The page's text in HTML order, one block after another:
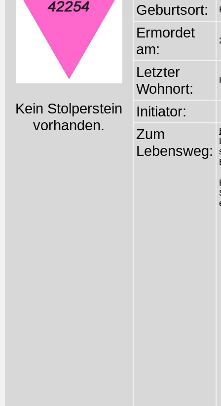
Kein Stolperstein
vorhanden.
Geburtsort:
Ermordet
am:
Letzter
Wohnort:
Initiator:
Zum
Lebensweg: